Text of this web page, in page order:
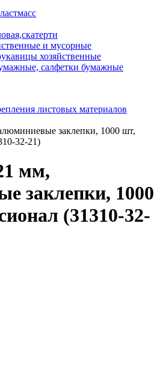
и мусорные
хозяйственные
салфетки бумажные
листовых материалов
заклепки, 1000 шт,
32-21)
мм,
заклепки, 1000
(31310-32-